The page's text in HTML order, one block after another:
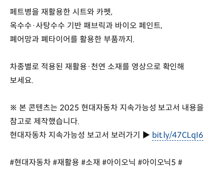
페트병을 재활용한 시트와 카펫,
옥수수·사탕수수 기반 패브릭과 바이오 페인트,
폐어망과 폐타이어를 활용한 부품까지.
차종별로 적용된 재활용·천연 소재를 영상으로 확인해
보세요.
※ 본 콘텐츠는 2025 현대자동차 지속가능성 보고서 내용을
참고로 제작했습니다.
현대자동차 지속가능성 보고서 보러가기 ▶ bit.ly/47CLqI6
#현대자동차 #재활용 #소재 #아이오닉 #아이오닉5 #